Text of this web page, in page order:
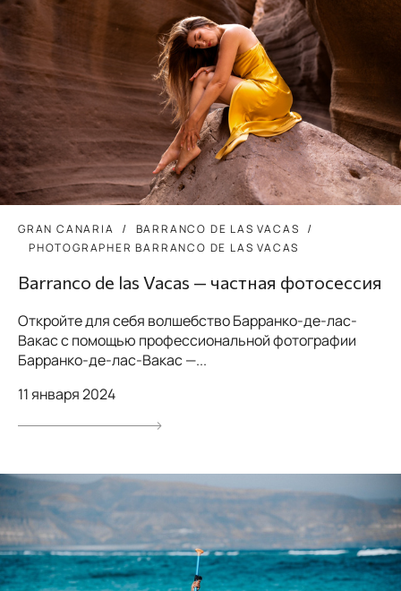
GRAN CANARIA
BARRANCO DE LAS VACAS
PHOTOGRAPHER BARRANCO DE LAS VACAS
Barranco de las Vacas — частная фотосессия
Откройте для себя волшебство Барранко-де-лас-
Вакас с помощью профессиональной фотографии
Барранко-де-лас-Вакас —...
11 января 2024